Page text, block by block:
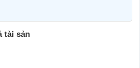
tài sản